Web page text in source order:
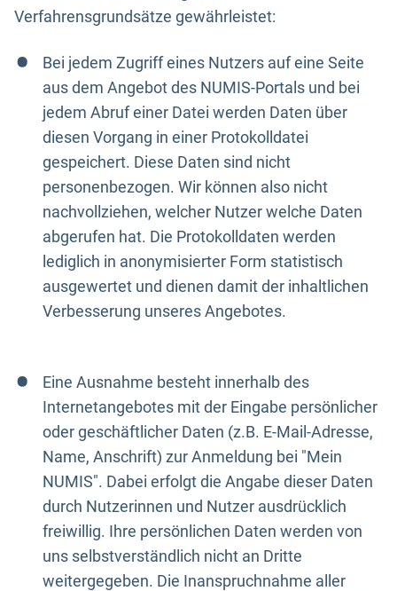
Verfahrensgrundsätze gewährleistet:
Bei jedem Zugriff eines Nutzers auf eine Seite
aus dem Angebot des NUMIS-Portals und bei
jedem Abruf einer Datei werden Daten über
diesen Vorgang in einer Protokolldatei
gespeichert. Diese Daten sind nicht
personenbezogen. Wir können also nicht
nachvollziehen, welcher Nutzer welche Daten
abgerufen hat. Die Protokolldaten werden
lediglich in anonymisierter Form statistisch
ausgewertet und dienen damit der inhaltlichen
Verbesserung unseres Angebotes.
Eine Ausnahme besteht innerhalb des
Internetangebotes mit der Eingabe persönlicher
oder geschäftlicher Daten (z.B. E-Mail-Adresse,
Name, Anschrift) zur Anmeldung bei "Mein
NUMIS". Dabei erfolgt die Angabe dieser Daten
durch Nutzerinnen und Nutzer ausdrücklich
freiwillig. Ihre persönlichen Daten werden von
uns selbstverständlich nicht an Dritte
weitergegeben. Die Inanspruchnahme aller